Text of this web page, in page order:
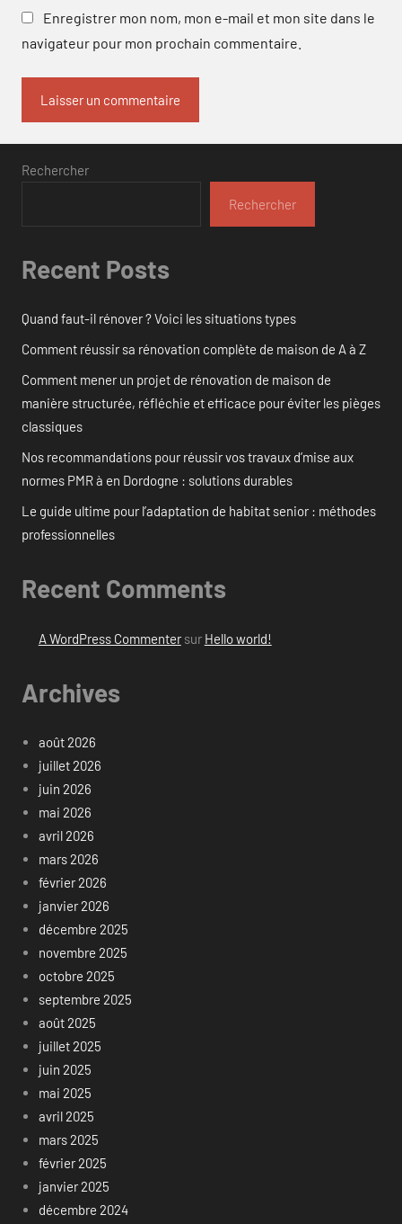
Enregistrer mon nom, mon e-mail et mon site dans le
navigateur pour mon prochain commentaire.
Rechercher
Rechercher
Recent Posts
Quand faut-il rénover ? Voici les situations types
Comment réussir sa rénovation complète de maison de A à Z
Comment mener un projet de rénovation de maison de
manière structurée, réfléchie et efficace pour éviter les pièges
classiques
Nos recommandations pour réussir vos travaux d’mise aux
normes PMR à en Dordogne : solutions durables
Le guide ultime pour l’adaptation de habitat senior : méthodes
professionnelles
Recent Comments
A WordPress Commentersur Hello world!
Archives
août 2026
juillet 2026
juin 2026
mai 2026
avril 2026
mars 2026
février 2026
janvier 2026
décembre 2025
novembre 2025
octobre 2025
septembre 2025
août 2025
juillet 2025
juin 2025
mai 2025
avril 2025
mars 2025
février 2025
janvier 2025
décembre 2024